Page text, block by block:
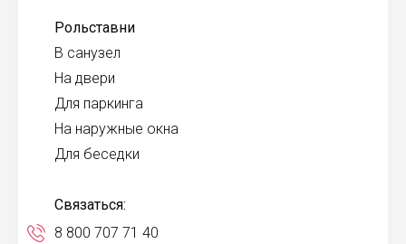
Рольставни
В санузел
На двери
Для паркинга
На наружные окна
Для беседки
Связаться:
8 800 707 71 40